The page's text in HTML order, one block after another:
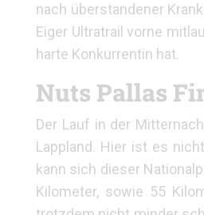
nach überstandener
Eiger Ultratrail vorne
harte Konkurrentin hat.
Nuts Pallas
Der Lauf in der
Lappland. Hier ist es
kann sich dieser
Kilometer, sowie 55